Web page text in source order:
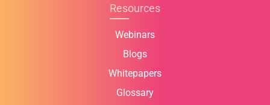
Resources
Webinars
Blogs
Whitepapers
Glossary